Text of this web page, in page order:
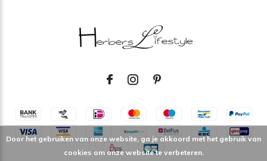
Door het gebruiken van onze website, ga je akkoord met het gebruik van
cookies om onze website te verbeteren.